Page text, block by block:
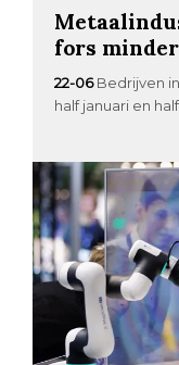
fors minder
22-06 Bedrijven
half januari en